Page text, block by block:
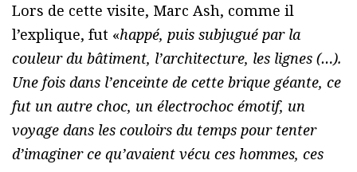
Lors de cette visite, Marc Ash, comme il
l’explique, fut «happé, puis subjugué par la
couleur du bâtiment, l’architecture, les lignes (…).
Une fois dans l’enceinte de cette brique géante, ce
fut un autre choc, un électrochoc émotif, un
voyage dans les couloirs du temps pour tenter
d’imaginer ce qu’avaient vécu ces hommes, ces